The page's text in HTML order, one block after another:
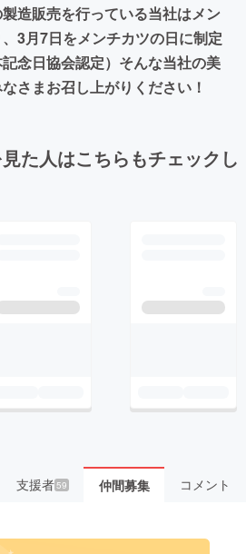
造販売を行っている当社はメン
3月7日をメンチカツの日に制定
念日協会認定）そんな当社の美
さまお召し上がりください！
た人はこちらもチェックし
支援者59 仲間募集 コメント